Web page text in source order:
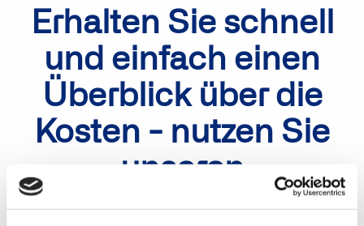
Erhalten Sie schnell
und einfach einen
Überblick über die
Kosten - nutzen Sie
unseren
Preiskalkulator!